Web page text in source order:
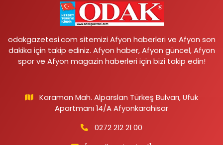
odakgazetesi.com sitemizi Afyon haberleri ve Afyon son
dakika için takip ediniz. Afyon haber, Afyon güncel, Afyon
spor ve Afyon magazin haberleri için bizi takip edin!
Karaman Mah. Alparslan Türkeş Bulvarı, Ufuk
Apartmanı 14/A Afyonkarahisar
0272 212 21 00